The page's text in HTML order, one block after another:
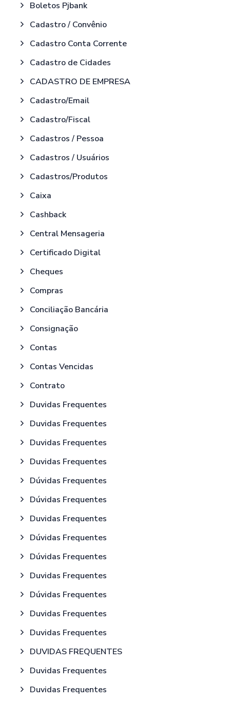
Boletos Pjbank
Cadastro / Convênio
Cadastro Conta Corrente
Cadastro de Cidades
CADASTRO DE EMPRESA
Cadastro/Email
Cadastro/Fiscal
Cadastros / Pessoa
Cadastros / Usuários
Cadastros/Produtos
Caixa
Cashback
Central Mensageria
Certificado Digital
Cheques
Compras
Conciliação Bancária
Consignação
Contas
Contas Vencidas
Contrato
Duvidas Frequentes
Duvidas Frequentes
Duvidas Frequentes
Duvidas Frequentes
Dúvidas Frequentes
Dúvidas Frequentes
Duvidas Frequentes
Dúvidas Frequentes
Dúvidas Frequentes
Duvidas Frequentes
Dúvidas Frequentes
Duvidas Frequentes
Duvidas Frequentes
DUVIDAS FREQUENTES
Duvidas Frequentes
Duvidas Frequentes